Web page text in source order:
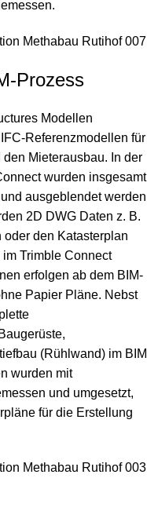
Prozess
Modellen
Referenzmodellen für
Mieterausbau. In der
wurden insgesamt
ausgeblendet werden
2D DWG Daten z. B.
den Katasterplan
Trimble Connect
erfolgen ab dem BIM-
Papier Pläne. Nebst
(Rühlwand) im BIM
wurden mit
und umgesetzt,
für die Erstellung